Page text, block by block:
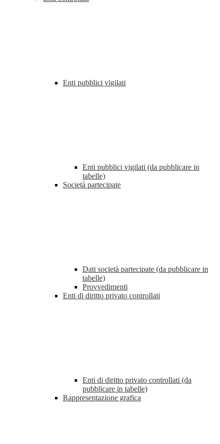
Enti pubblici vigilati
Enti pubblici vigilati (da pubblicare in
tabelle)
Società partecipate
Dati società partecipate (da pubblicare in
tabelle)
Provvedimenti
Enti di diritto privato controllati
Enti di diritto privato controllati (da
pubblicare in tabelle)
Rappresentazione grafica